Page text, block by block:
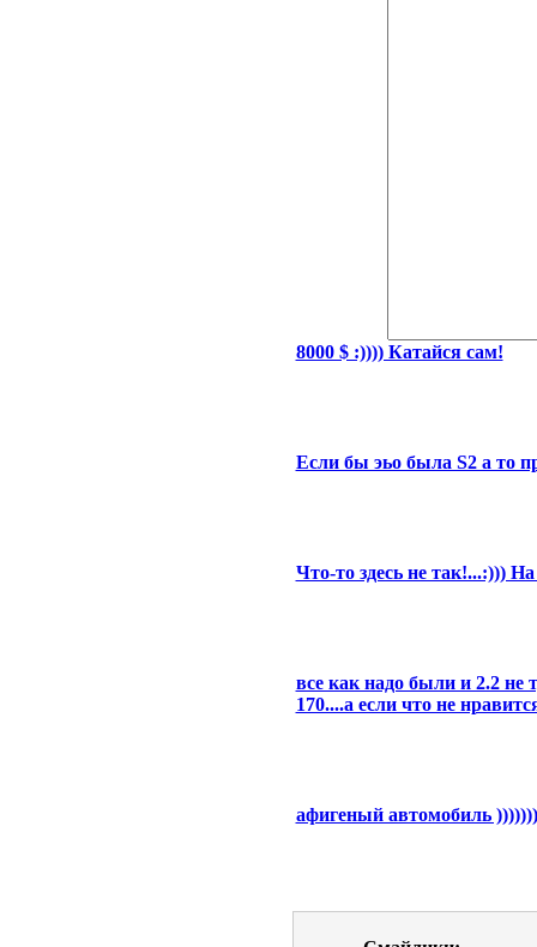
8000 $ :)))) Катайся сам!
Если бы эьо была S2 а то
Что-то здесь не так!...:)))
все как надо были и 2.2 не
170....а если что не
афигеный автомобиль